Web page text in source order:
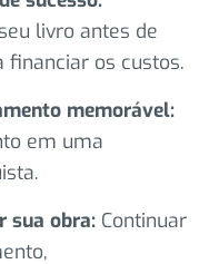
livro antes de
financiar os custos.
memorável:
em uma
sua obra: Continuar